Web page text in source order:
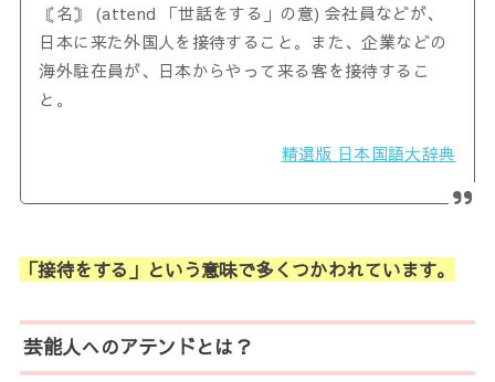
〘名〙 (attend 「世話をする」の意) 会社員などが、
日本に来た外国人を接待すること。また、企業などの
海外駐在員が、日本からやって来る客を接待するこ
と。
精選版 日本国語大辞典
「接待をする」という意味で多くつかわれています。
芸能人へのアテンドとは？